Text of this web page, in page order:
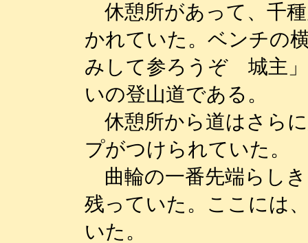
休憩所があって、千
かれていた。ベンチの
みして参ろうぞ 城主
いの登山道である。
休憩所から道はさら
プがつけられていた。
曲輪の一番先端らし
残っていた。ここには
いた。